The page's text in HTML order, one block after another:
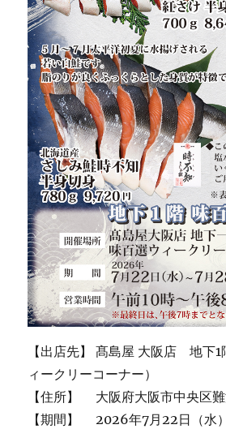
【出店先】 髙島屋 大阪店 地下1
ィークリーコーナー）
【住所】 大阪府大阪市中央区
【期間】 2026年7月22日（水